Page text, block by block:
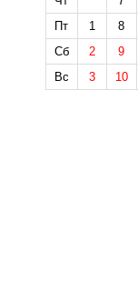
Пт
1 8
Сб
2 9
Вс
3 10